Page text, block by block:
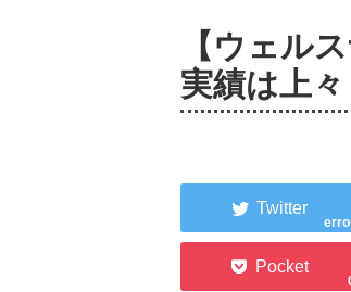
【ウェル
実績は上々